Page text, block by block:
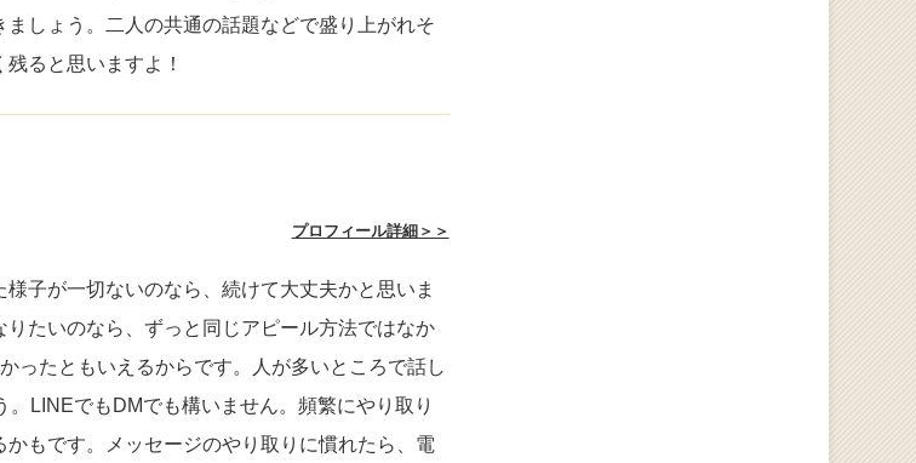
しょう。二人の共通の話題などで盛り上がれそ
ると思いますよ！
プロフィール詳細＞＞
子が一切ないのなら、続けて大丈夫かと思いま
たいのなら、ずっと同じアピール方法ではなか
ったともいえるからです。人が多いところで話し
LINEでもDMでも構いません。頻繁にやり取り
もです。メッセージのやり取りに慣れたら、電